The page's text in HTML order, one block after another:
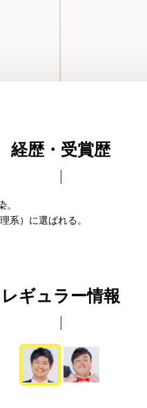
経歴・受賞歴
系）に選ばれる。
レギュラー情報